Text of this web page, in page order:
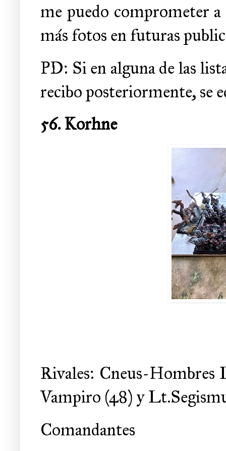
me puedo comprometer
más fotos en futuras
PD: Si en alguna de las
recibo posteriormente, se
56. Korhne
Rivales: Cneus-Hombres
Vampiro (48) y
Comandantes